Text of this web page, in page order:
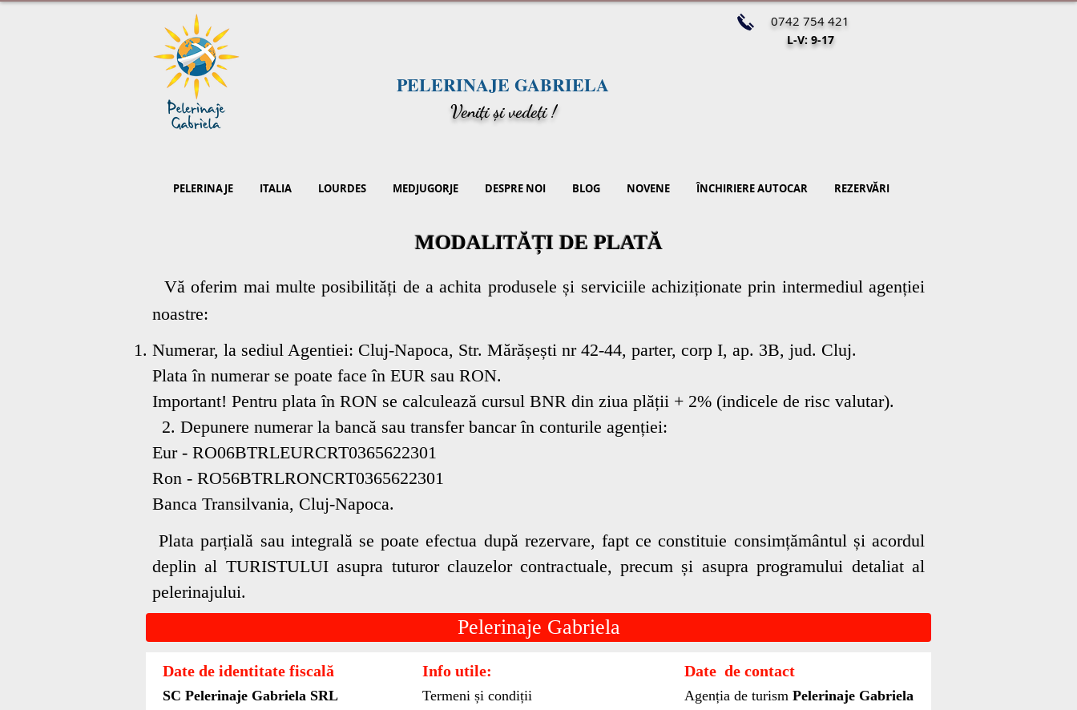
0742 754 421
L-V: 9-17
PELERINAJE GABRIELA
Veniți și vedeți !
PELERINAJE ITALIA LOURDES MEDJUGORJE DESPRE NOI BLOG NOVENE ÎNCHIRIERE AUTOCAR REZERVĂRI
MODALITĂȚI DE PLATĂ
Vă oferim mai multe posibilități de a achita produsele și serviciile achiziționate prin intermediul agenției
noastre:
Numerar, la sediul Agentiei: Cluj-Napoca, Str. Mărășești nr 42-44, parter, corp I, ap. 3B, jud. Cluj.
Plata în numerar se poate face în EUR sau RON.
Important! Pentru plata în RON se calculează cursul BNR din ziua plății + 2% (indicele de risc valutar).
2. Depunere numerar la bancă sau transfer bancar în conturile agenției:
Eur - RO06BTRLEURCRT0365622301
Ron - RO56BTRLRONCRT0365622301
Banca Transilvania, Cluj-Napoca.
Plata parțială sau integrală se poate efectua după rezervare, fapt ce constituie consimțământul și acordul
deplin al TURISTULUI asupra tuturor clauzelor contractuale, precum și asupra programului detaliat al
pelerinajului.
Pelerinaje Gabriela
Date de identitate fiscală
SC Pelerinaje Gabriela SRL
Info utile:
Termeni și condiții
Date de contact
Agenția de turismPelerinaje Gabriela